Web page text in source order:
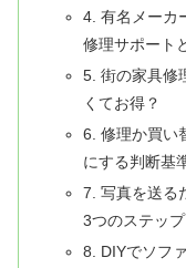
4. 有名メーカ
修理サポート
5. 街の家具修
くてお得？
6. 修理か買い
にする判断基
7. 写真を送る
3つのステップ
8. DIYでソフ